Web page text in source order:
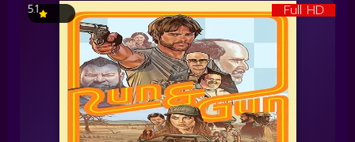
Full HD
5.1